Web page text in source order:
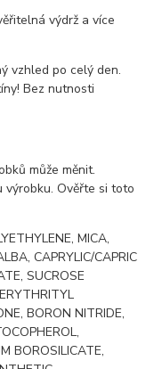
výdrž a více
vzhled po celý den.
Bez nutnosti
může měnit.
Ověřte si toto
MICA,
CAPRYLIC/CAPRIC
SUCROSE
BORON NITRIDE,
BOROSILICATE,